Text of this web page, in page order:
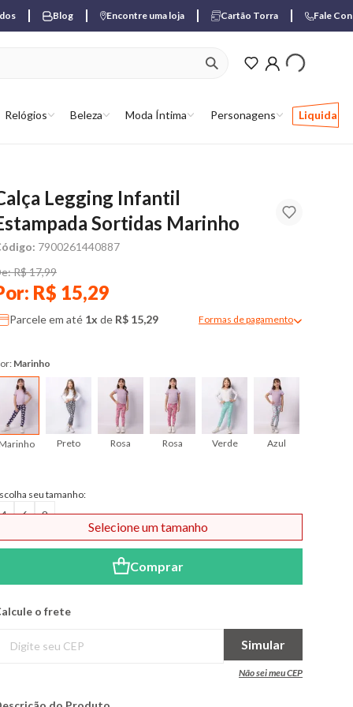
Blog Encontre uma loja Cartão Torra Fale
Relógios Beleza Moda Íntima Personagens Liquida
ver produtos
Legging Infantil
Sortidas Marinho
7900261440887
R$ 17,99
R$ 15,29
Parcele em até 1x de R$ 15,29 Formas de pagamento
Marinho
Preto Rosa Rosa Verde Azul
seu tamanho:
4 6 8
Comprar
Selecione um tamanho
o frete
Simular
Não sei meu CEP